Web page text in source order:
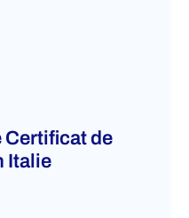
Certificat de
Italie